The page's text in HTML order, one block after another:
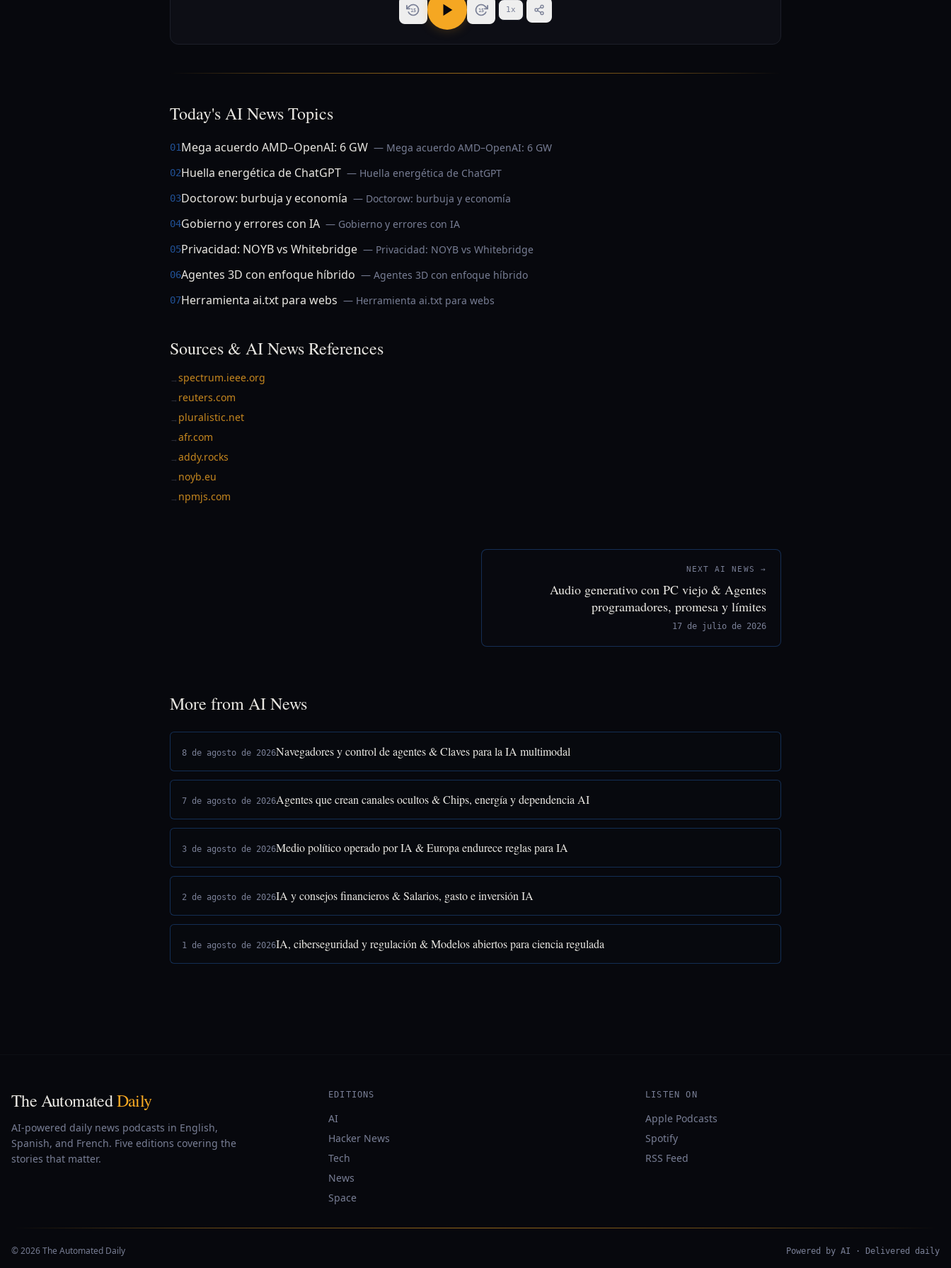
15 15 1x
Today's AI News Topics
01Mega acuerdo AMD–OpenAI: 6 GW — Mega acuerdo AMD–OpenAI: 6 GW
02Huella energética de ChatGPT — Huella energética de ChatGPT
03Doctorow: burbuja y economía — Doctorow: burbuja y economía
04Gobierno y errores con IA — Gobierno y errores con IA
05Privacidad: NOYB vs Whitebridge — Privacidad: NOYB vs Whitebridge
06Agentes 3D con enfoque híbrido — Agentes 3D con enfoque híbrido
07Herramienta ai.txt para webs — Herramienta ai.txt para webs
Sources & AI News References
→spectrum.ieee.org
→ reuters.com
→ pluralistic.net
→afr.com
→addy.rocks
→ noyb.eu
→ npmjs.com
NEXT AI NEWS →
Audio generativo con PC viejo & Agentes
programadores, promesa y límites
17 de julio de 2026
More from AI News
8 de agosto de 2026Navegadores y control de agentes & Claves para la IA multimodal
7 de agosto de 2026Agentes que crean canales ocultos & Chips, energía y dependencia AI
3 de agosto de 2026Medio político operado por IA & Europa endurece reglas para IA
2 de agosto de 2026IA y consejos financieros & Salarios, gasto e inversión IA
1 de agosto de 2026IA, ciberseguridad y regulación & Modelos abiertos para ciencia regulada
The AutomatedDaily
AI-powered daily news podcasts in English,
Spanish, and French. Five editions covering the
stories that matter.
EDITIONS
AI
Hacker News
Tech
News
Space
LISTEN ON
Apple Podcasts
Spotify
RSS Feed
© 2026 The Automated Daily Powered by AI · Delivered daily